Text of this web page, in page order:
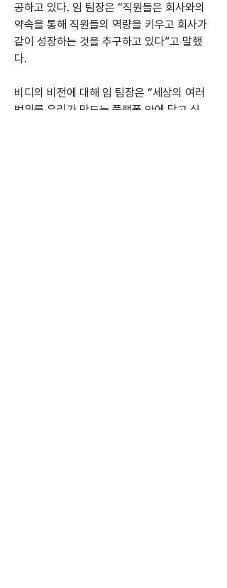
공하고 있다. 임 팀장은 “직원들은 회사와의
약속을 통해 직원들의 역량을 키우고 회사가
같이 성장하는 것을 추구하고 있다”고 말했
다.
비디의 비전에 대해 임 팀장은 “세상의 여러
범위를 우리가 만드는 플랫폼 안에 담고 싶